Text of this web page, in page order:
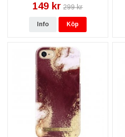
149 kr 299 kr
Info Köp